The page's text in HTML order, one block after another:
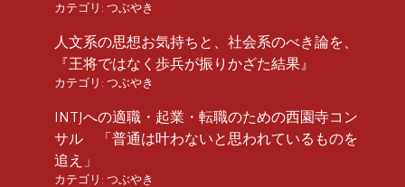
カテゴリ: つぶやき
人文系の思想お気持ちと、社会系のべき論を、
『王将ではなく歩兵が振りかざた結果』
カテゴリ: つぶやき
INTJへの適職・起業・転職のための西園寺コン
サル 「普通は叶わないと思われているものを
追え」
カテゴリ: つぶやき